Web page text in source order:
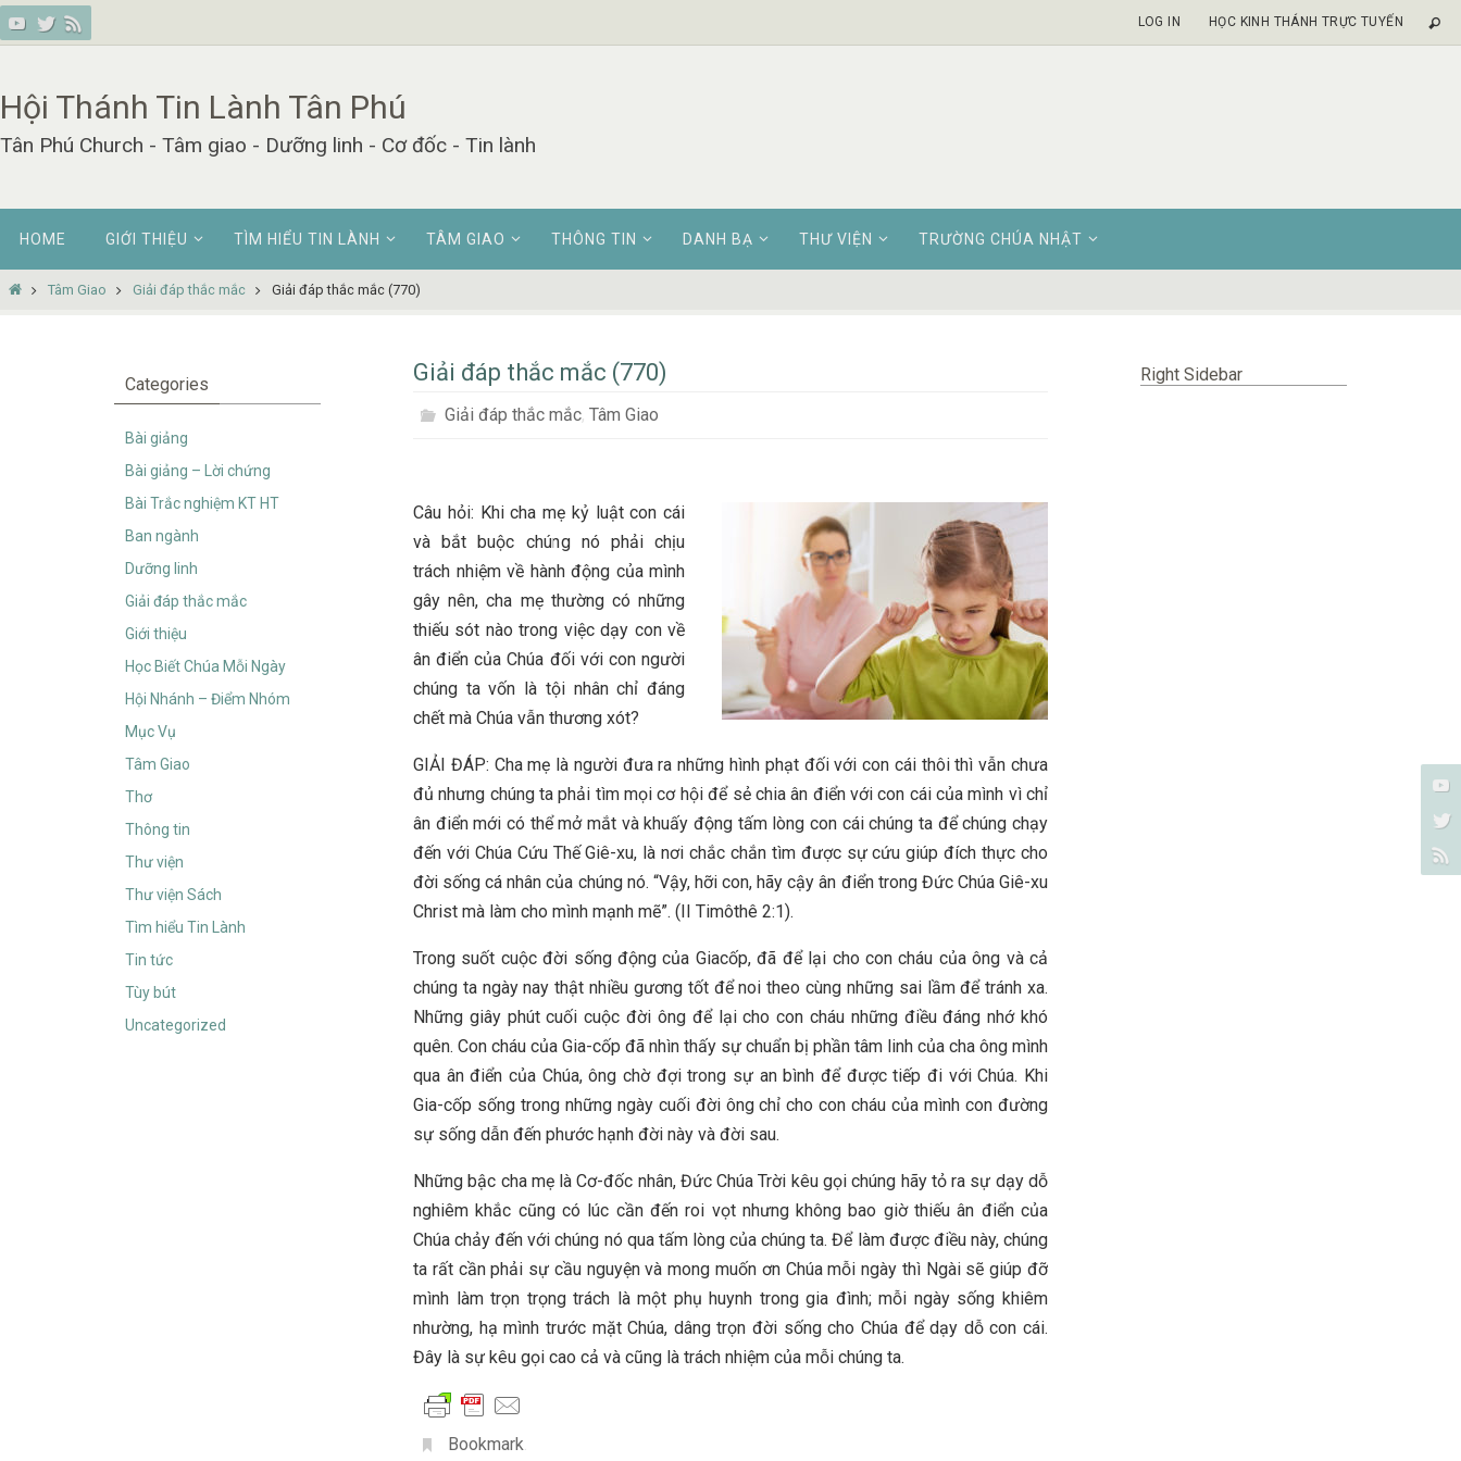
Skip
to
LOG IN HỌC KINH THÁNH TRỰC TUYẾN
Hội Thánh Tin Lành Tân Phú
Tân Phú Church - Tâm giao - Dưỡng linh - Cơ đốc - Tin lành
content
HOME GIỚI THIỆU TÌM HIỂU TIN LÀNH TÂM GIAO THÔNG TIN DANH BẠ THƯ VIỆN TRƯỜNG CHÚA NHẬT
HomeTâm Giao Giải đáp thắc mắc Giải đáp thắc mắc (770)
Giải đáp thắc mắc (770)
Giải đáp thắc mắc, Tâm Giao
Câu hỏi: Khi cha mẹ kỷ luật con cái
và bắt buộc chúng nó phải chịu
trách nhiệm về hành động của mình
gây nên, cha mẹ thường có những
thiếu sót nào trong việc dạy con về
ân điển của Chúa đối với con người
chúng ta vốn là tội nhân chỉ đáng
chết mà Chúa vẫn thương xót?
GIẢI ĐÁP: Cha mẹ là người đưa ra những hình phạt đối với con cái thôi thì vẫn chưa
đủ nhưng chúng ta phải tìm mọi cơ hội để sẻ chia ân điển với con cái của mình vì chỉ
ân điển mới có thể mở mắt và khuấy động tấm lòng con cái chúng ta để chúng chạy
đến với Chúa Cứu Thế Giê-xu, là nơi chắc chắn tìm được sự cứu giúp đích thực cho
đời sống cá nhân của chúng nó. “Vậy, hỡi con, hãy cậy ân điển trong Đức Chúa Giê-xu
Christ mà làm cho mình mạnh mẽ”. (II Timôthê 2:1).
Trong suốt cuộc đời sống động của Giacốp, đã để lại cho con cháu của ông và cả
chúng ta ngày nay thật nhiều gương tốt để noi theo cùng những sai lầm để tránh xa.
Những giây phút cuối cuộc đời ông để lại cho con cháu những điều đáng nhớ khó
quên. Con cháu của Gia-cốp đã nhìn thấy sự chuẩn bị phần tâm linh của cha ông mình
qua ân điển của Chúa, ông chờ đợi trong sự an bình để được tiếp đi với Chúa. Khi
Gia-cốp sống trong những ngày cuối đời ông chỉ cho con cháu của mình con đường
sự sống dẫn đến phước hạnh đời này và đời sau.
Những bậc cha mẹ là Cơ-đốc nhân, Đức Chúa Trời kêu gọi chúng hãy tỏ ra sự dạy dỗ
nghiêm khắc cũng có lúc cần đến roi vọt nhưng không bao giờ thiếu ân điển của
Chúa chảy đến với chúng nó qua tấm lòng của chúng ta. Để làm được điều này, chúng
ta rất cần phải sự cầu nguyện và mong muốn ơn Chúa mỗi ngày thì Ngài sẽ giúp đỡ
mình làm trọn trọng trách là một phụ huynh trong gia đình; mỗi ngày sống khiêm
nhường, hạ mình trước mặt Chúa, dâng trọn đời sống cho Chúa để dạy dỗ con cái.
Đây là sự kêu gọi cao cả và cũng là trách nhiệm của mỗi chúng ta.
Bookmark.
Categories
Bài giảng
Bài giảng – Lời chứng
Bài Trắc nghiệm KT HT
Ban ngành
Dưỡng linh
Giải đáp thắc mắc
Giới thiệu
Học Biết Chúa Mỗi Ngày
Hội Nhánh – Điểm Nhóm
Mục Vụ
Tâm Giao
Thơ
Thông tin
Thư viện
Thư viện Sách
Tìm hiểu Tin Lành
Tin tức
Tùy bút
Uncategorized
Right Sidebar